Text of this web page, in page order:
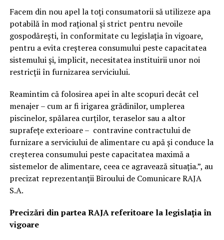
Facem din nou apel la toți consumatorii să utilizeze apa
potabilă în mod rațional și strict pentru nevoile
gospodărești, în conformitate cu legislația în vigoare,
pentru a evita creșterea consumului peste capacitatea
sistemului și, implicit, necesitatea instituirii unor noi
restricții în furnizarea serviciului.
Reamintim că folosirea apei în alte scopuri decât cel
menajer – cum ar fi irigarea grădinilor, umplerea
piscinelor, spălarea curților, teraselor sau a altor
suprafețe exterioare – contravine contractului de
furnizare a serviciului de alimentare cu apă și conduce la
creșterea consumului peste capacitatea maximă a
sistemelor de alimentare, ceea ce agravează situația.”, au
precizat reprezentanții Biroului de Comunicare RAJA
S.A.
Precizări din partea RAJA referitoare la legislația în
vigoare